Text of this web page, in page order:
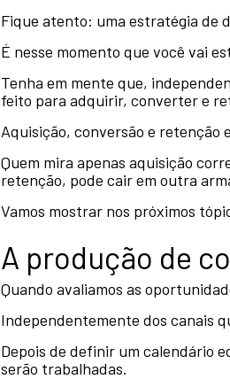
Fique atento: uma estratégia de
É nesse momento que você vai
Tenha em mente que,
feito para adquirir, converter e
Aquisição, conversão e retenção
Quem mira apenas aquisição
retenção, pode cair em outra
Vamos mostrar nos próximos
A produção de
Quando avaliamos as
Independentemente dos canais
Depois de definir um calendário
serão trabalhadas.